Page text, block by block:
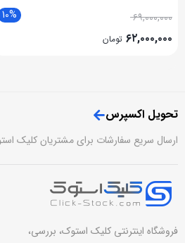
10% ۶۹,۰۰۰,۰۰۰
۶۲,۰۰۰,۰۰۰ تومان
تحویل اکسپرس
ارسال سریع سفارشات برای مشتریان کلیک
فروشگاه اینترنتی کلیک استوک، بررسی،